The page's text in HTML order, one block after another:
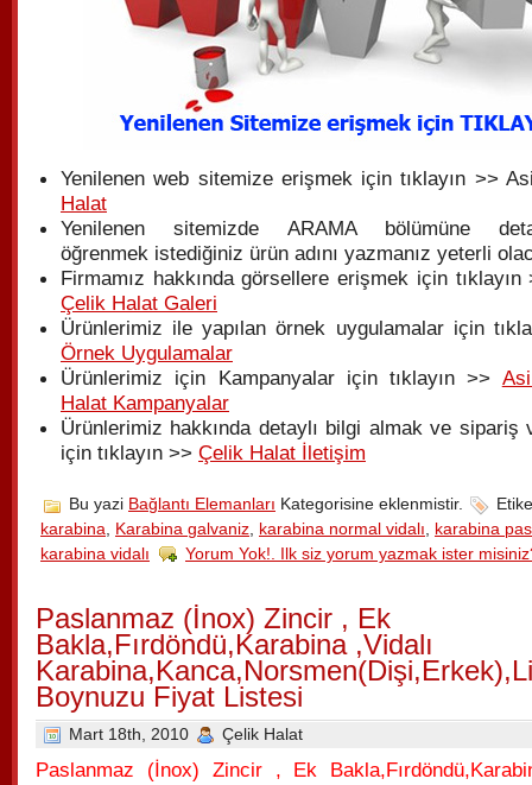
Yenilenen web sitemize erişmek için tıklayın >>
Halat
Yenilenen sitemizde ARAMA bölümüne
öğrenmek istediğiniz ürün adını yazmanız yeterli
Firmamız hakkında görsellere erişmek için tıklayın
Çelik Halat Galeri
Ürünlerimiz ile yapılan örnek uygulamalar için
Örnek Uygulamalar
Ürünlerimiz için Kampanyalar için tıklayın >>
Halat Kampanyalar
Ürünlerimiz hakkında detaylı bilgi almak ve sipariş
için tıklayın >> Çelik Halat İletişim
Bu yazi Bağlantı Elemanları Kategorisine eklenmistir.
karabina
Karabina galvaniz karabina normal vidalı
karabina
karabina vidalı
Yorum Yok!. Ilk siz yorum yazmak ister
Paslanmaz (İnox) Zincir , Ek
Bakla,Fırdöndü,Karabina ,Vidalı
Boynuzu Fiyat Listesi
Mart 18th, 2010 Çelik Halat
Paslanmaz (İnox) Zincir , Ek